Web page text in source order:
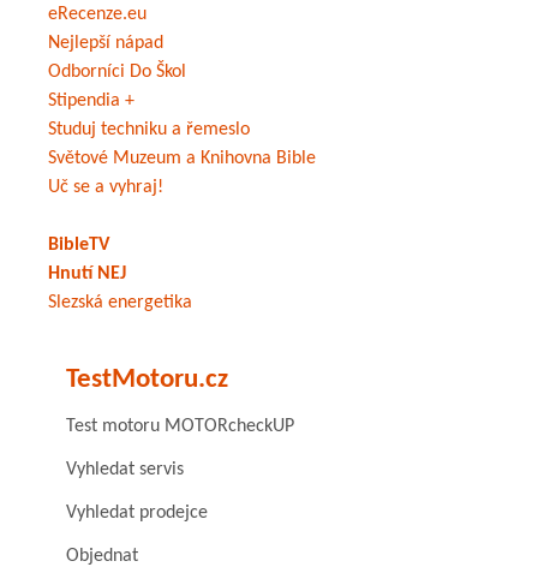
eRecenze.eu
Nejlepší nápad
Odborníci Do Škol
Stipendia +
Studuj techniku a řemeslo
Světové Muzeum a Knihovna Bible
Uč se a vyhraj!
BibleTV
Hnutí NEJ
Slezská energetika
TestMotoru.cz
Test motoru MOTORcheckUP
Vyhledat servis
Vyhledat prodejce
Objednat